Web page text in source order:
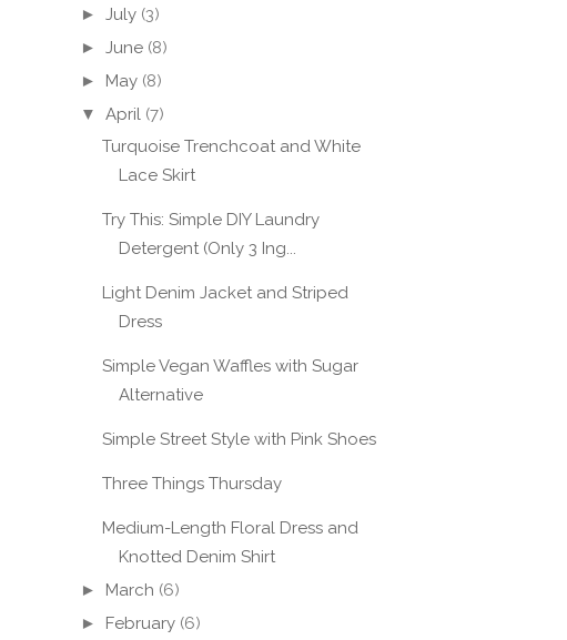
► July (3)
► June (8)
► May (8)
▼ April (7)
Turquoise Trenchcoat and White
Lace Skirt
Try This: Simple DIY Laundry
Detergent (Only 3 Ing...
Light Denim Jacket and Striped
Dress
Simple Vegan Waffles with Sugar
Alternative
Simple Street Style with Pink Shoes
Three Things Thursday
Medium-Length Floral Dress and
Knotted Denim Shirt
► March (6)
► February (6)